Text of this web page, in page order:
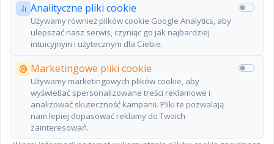
Poprzednia
Dane dostarczone przez Morningstar oraz atlasETF.
© 2026 Morningstar. All Rights Reserved. The information contained
herein: (1) is proprietary to Morningstar and/or its content providers; (2)
Analityczne pliki cookie
Używamy również plików cookie Google Analytics, aby
ulepszać nasz serwis, czyniąc go jak najbardziej
intuicyjnym i użytecznym dla Ciebie.
Marketingowe pliki cookie
Używamy marketingowych plików cookie, aby
wyświetlać spersonalizowane treści reklamowe i
analizować skuteczność kampanii. Pliki te pozwalają
nam lepiej dopasować reklamy do Twoich
zainteresowań.